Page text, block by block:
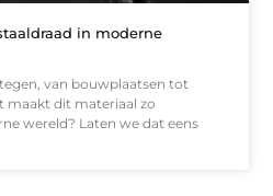
in moderne
van bouwplaatsen tot
maakt dit materiaal zo
wereld? Laten we dat eens